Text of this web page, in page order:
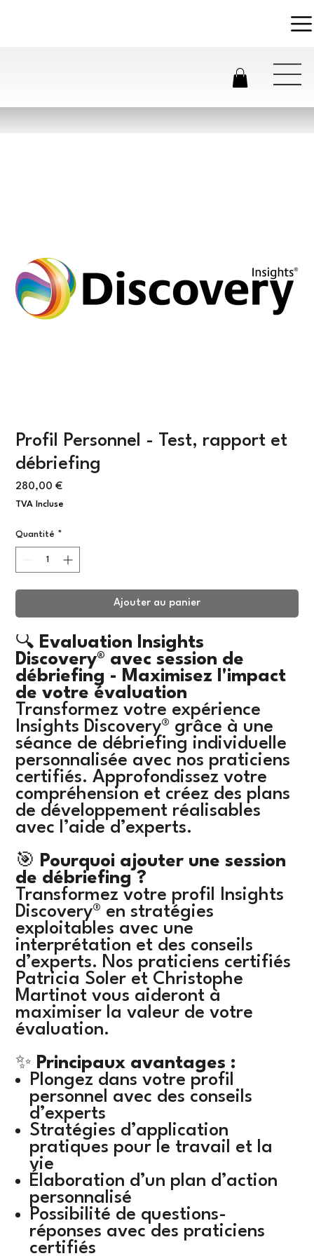
Profil Personnel - Test, rapport et
débriefing
280,00 €Prix
TVA Incluse
Quantité *
Ajouter au panier
🔍 Évaluation Insights
Discovery® avec session de
débriefing - Maximisez l'impact
de votre évaluation
Transformez votre expérience
Insights Discovery® grâce à une
séance de débriefing individuelle
personnalisée avec nos praticiens
certifiés. Approfondissez votre
compréhension et créez des plans
de développement réalisables
avec l’aide d’experts.
🎯 Pourquoi ajouter une session
de débriefing ?
Transformez votre profil Insights
Discovery® en stratégies
exploitables avec une
interprétation et des conseils
d’experts. Nos praticiens certifiés
Patricia Soler et Christophe
Martinot vous aideront à
maximiser la valeur de votre
évaluation.
✨ Principaux avantages :
Plongez dans votre profil
personnel avec des conseils
d’experts
Stratégies d’application
pratiques pour le travail et la
vie
Élaboration d’un plan d’action
personnalisé
Possibilité de questions-
réponses avec des praticiens
certifiés